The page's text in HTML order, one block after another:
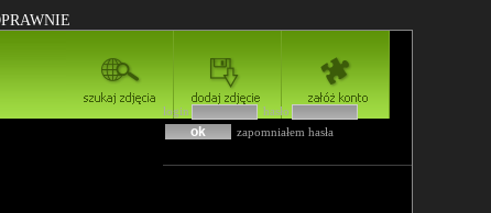
login
hasło
zapomniałem hasła